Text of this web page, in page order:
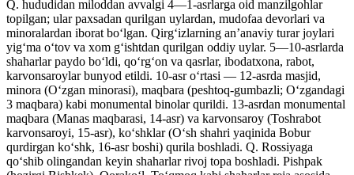
Q. hududidan miloddan avvalgi 4—1-asrlarga oid manzilgohlar
topilgan; ular paxsadan qurilgan uylardan, mudofaa devorlari va
minoralardan iborat boʻlgan. Qirgʻizlarning anʼanaviy turar joylari
yigʻma oʻtov va xom gʻishtdan qurilgan oddiy uylar. 5—10-asrlarda
shaharlar paydo boʻldi, qoʻrgʻon va qasrlar, ibodatxona, rabot,
karvonsaroylar bunyod etildi. 10-asr oʻrtasi — 12-asrda masjid,
minora (Oʻzgan minorasi), maqbara (peshtoq-gumbazli; Oʻzgandagi
3 maqbara) kabi monumental binolar qurildi. 13-asrdan monumental
maqbara (Manas maqbarasi, 14-asr) va karvonsaroy (Toshrabot
karvonsaroyi, 15-asr), koʻshklar (Oʻsh shahri yaqinida Bobur
qurdirgan koʻshk, 16-asr boshi) qurila boshladi. Q. Rossiyaga
qoʻshib olingandan keyin shaharlar rivoj topa boshladi. Pishpak